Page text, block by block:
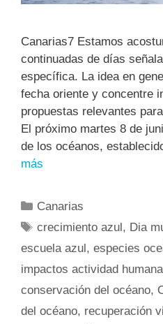
Canarias7 Estamos
continuadas de días
específica. La idea en
fecha oriente y concentre
propuestas relevantes
El próximo martes 8 de
de los océanos,
más
Canarias
crecimiento azul, Dia
escuela azul, especies
impactos actividad humana
conservación del océano,
del océano, recuperación